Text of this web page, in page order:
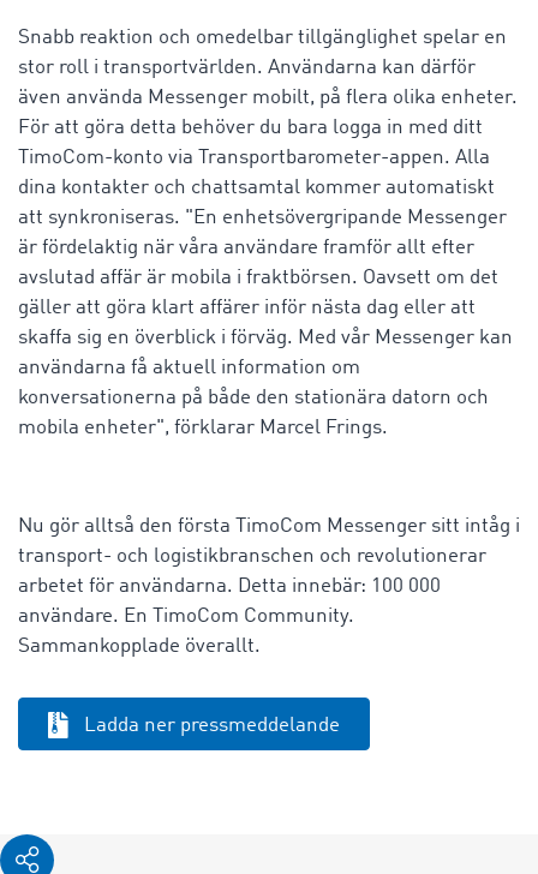
Snabb reaktion och omedelbar tillgänglighet spelar en
stor roll i transportvärlden. Användarna kan därför
även använda Messenger mobilt, på flera olika enheter.
För att göra detta behöver du bara logga in med ditt
TimoCom-konto via Transportbarometer-appen. Alla
dina kontakter och chattsamtal kommer automatiskt
att synkroniseras. "En enhetsövergripande Messenger
är fördelaktig när våra användare framför allt efter
avslutad affär är mobila i fraktbörsen. Oavsett om det
gäller att göra klart affärer inför nästa dag eller att
skaffa sig en överblick i förväg. Med vår Messenger kan
användarna få aktuell information om
konversationerna på både den stationära datorn och
mobila enheter", förklarar Marcel Frings.
Nu gör alltså den första TimoCom Messenger sitt intåg i
transport- och logistikbranschen och revolutionerar
arbetet för användarna. Detta innebär: 100 000
användare. En TimoCom Community.
Sammankopplade överallt.
Ladda ner pressmeddelande